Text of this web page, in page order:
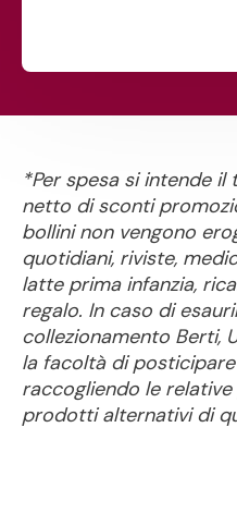
*Per spesa si intende
netto di sconti
bollini non vengono
quotidiani, riviste,
latte prima infanzia,
regalo. In caso di
collezionamento Berti,
la facoltà di
raccogliendo le
prodotti alternativi di